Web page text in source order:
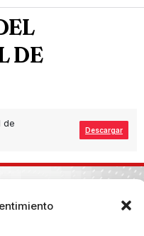
DE
de
Descargar
de Calatrava